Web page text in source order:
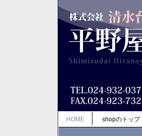
HOME shopのトップ